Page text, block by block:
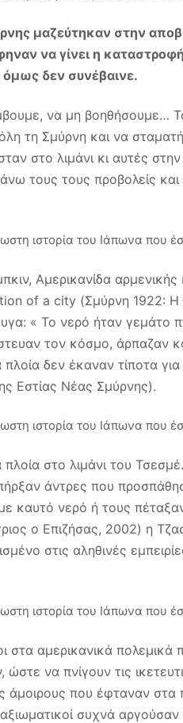
μαζεύτηκαν στην
να γίνει η
δεν συνέβαινε.
να μη βοηθήσουμε…
τη Σμύρνη και να
στο λιμάνι κι αυτές
τους τους προβολείς
Αμερικανίδα
of a city (Σμύρνη 1922:
« Το νερό ήταν γεμάτο
τον κόσμο, άρπαζαν
πλοία δεν έκαναν τίποτα
Εστίας Νέας Σμύρνης).
στο λιμάνι του
άντρες που
καυτό νερό ή τους
ο Επιζήσας, 2002) η
στις αληθινές
στα αμερικανικά πολεμικά
να πνίγουν τις
άμοιρους που έφταναν στα
συχνά αργούσαν